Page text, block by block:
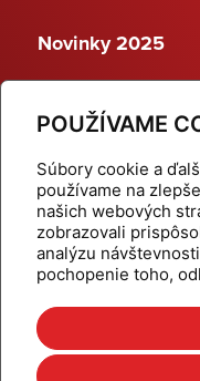
POUŽÍVAME
Súbory cookie a
používame na
našich webových
zobrazovali
analýzu
pochopenie toho,
Novinky 2025
Dynamické
Domov
Aktuality
Kalkulačky
Na stiahnutie